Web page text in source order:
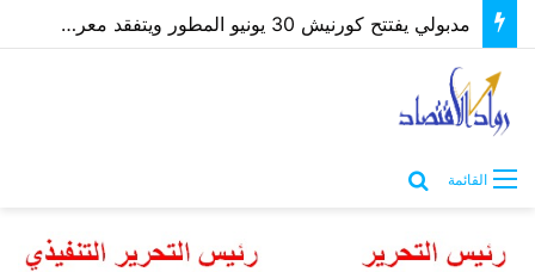
مدبولي يفتتح كورنيش 30 يونيو المطور ويتفقد معرض “كنوز مصر” بمطروح
القائمة